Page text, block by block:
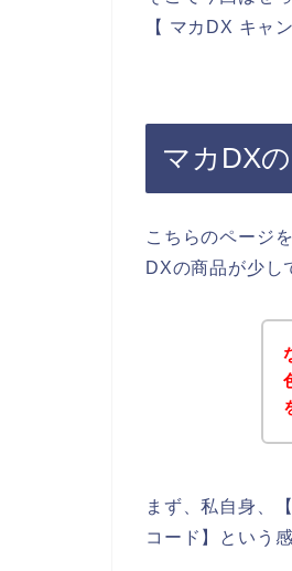
【 マカDX キャ
マカDX
こちらのページ
DXの商品が少し
まず、私自身、
コード】という